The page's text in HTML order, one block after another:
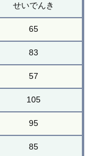
せいでんき
65
83
57
105
95
85